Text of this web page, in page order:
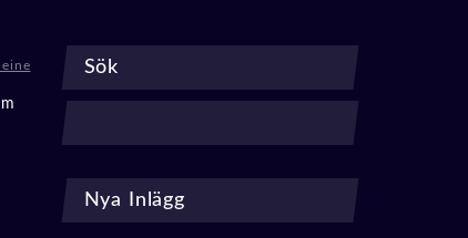
Sök
Nya Inlägg